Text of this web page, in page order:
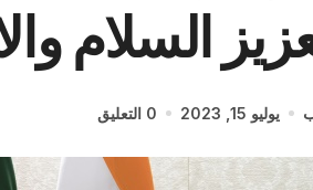
السلام
يوليو 15, 2023 0 التعليق